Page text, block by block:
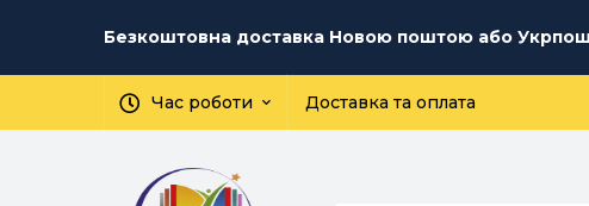
Безкоштовна доставка Новою поштою або
Час роботи Доставка та оплата